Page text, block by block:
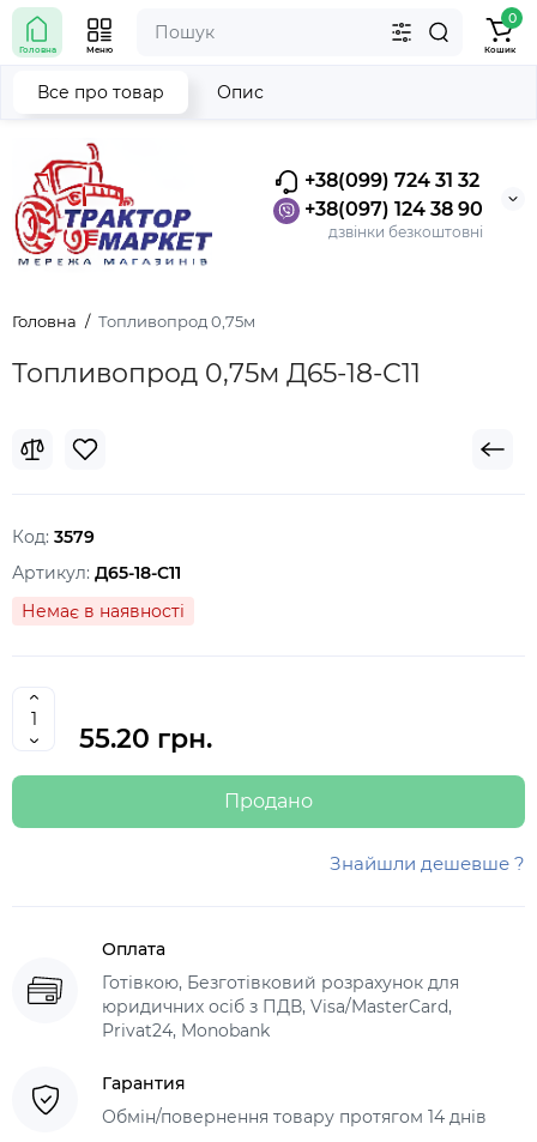
+38(099) 724 31 32
+38(097) 124 38 90
дзвінки безкоштовні
Головна Меню
0
Кошик
Головна Топливопрод 0,75м
Топливопрод 0,75м Д65-18-С11
Все про товар Опис
Код: 3579
Артикул: Д65-18-С11
Немає в наявності
55.20 грн.
Продано
Знайшли дешевше ?
Оплата
Готівкою, Безготівковий розрахунок для
юридичних осіб з ПДВ, Visa/MasterCard,
Privat24, Monobank
Гарантия
Обмін/повернення товару протягом 14 днів